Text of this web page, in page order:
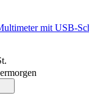
mit USB-